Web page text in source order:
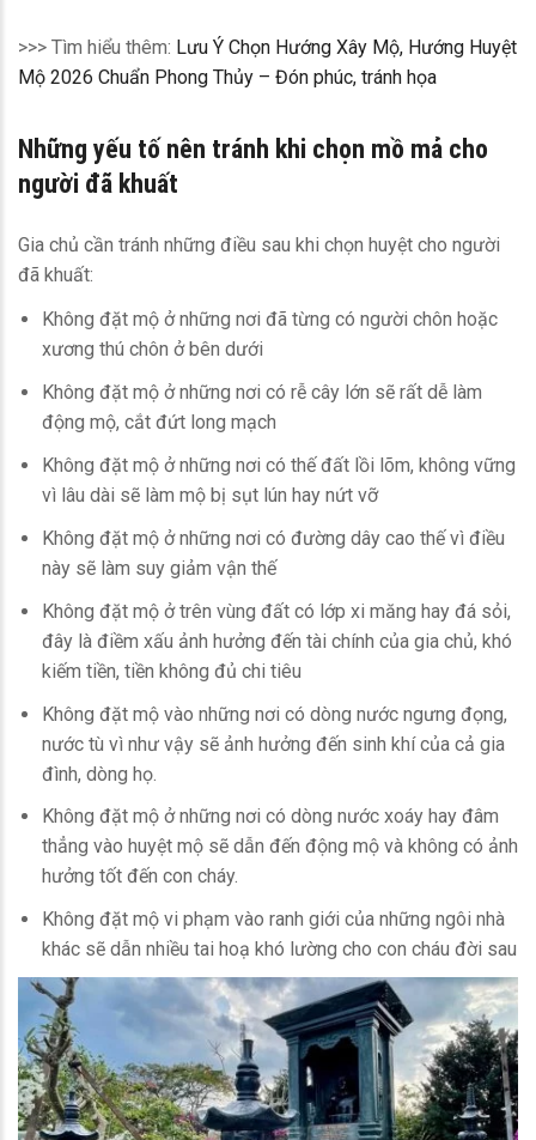
>>> Tìm hiểu thêm: Lưu Ý Chọn Hướng Xây Mộ, Hướng Huyệt
Mộ 2026 Chuẩn Phong Thủy – Đón phúc, tránh họa
Những yếu tố nên tránh khi chọn mồ mả cho
người đã khuất
Gia chủ cần tránh những điều sau khi chọn huyệt cho người
đã khuất:
Không đặt mộ ở những nơi đã từng có người chôn hoặc
xương thú chôn ở bên dưới
Không đặt mộ ở những nơi có rễ cây lớn sẽ rất dễ làm
động mộ, cắt đứt long mạch
Không đặt mộ ở những nơi có thế đất lồi lõm, không vững
vì lâu dài sẽ làm mộ bị sụt lún hay nứt vỡ
Không đặt mộ ở những nơi có đường dây cao thế vì điều
này sẽ làm suy giảm vận thế
Không đặt mộ ở trên vùng đất có lớp xi măng hay đá sỏi,
đây là điềm xấu ảnh hưởng đến tài chính của gia chủ, khó
kiếm tiền, tiền không đủ chi tiêu
Không đặt mộ vào những nơi có dòng nước ngưng đọng,
nước tù vì như vậy sẽ ảnh hưởng đến sinh khí của cả gia
đình, dòng họ.
Không đặt mộ ở những nơi có dòng nước xoáy hay đâm
thẳng vào huyệt mộ sẽ dẫn đến động mộ và không có ảnh
hưởng tốt đến con cháy.
Không đặt mộ vi phạm vào ranh giới của những ngôi nhà
khác sẽ dẫn nhiều tai hoạ khó lường cho con cháu đời sau